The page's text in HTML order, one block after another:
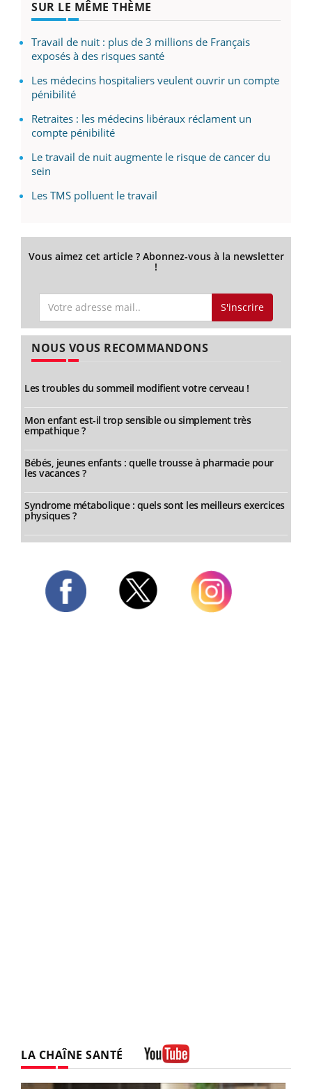
SUR LE MÊME THÈME
Travail de nuit : plus de 3 millions de Français
exposés à des risques santé
Les médecins hospitaliers veulent ouvrir un compte
pénibilité
Retraites : les médecins libéraux réclament un
compte pénibilité
Le travail de nuit augmente le risque de cancer du
sein
Les TMS polluent le travail
Vous aimez cet article ? Abonnez-vous à la newsletter
!
S'inscrire
NOUS VOUS RECOMMANDONS
Les troubles du sommeil modifient votre cerveau !
Mon enfant est-il trop sensible ou simplement très
empathique ?
Bébés, jeunes enfants : quelle trousse à pharmacie pour
les vacances ?
Syndrome métabolique : quels sont les meilleurs exercices
physiques ?
LA CHAÎNE SANTÉ